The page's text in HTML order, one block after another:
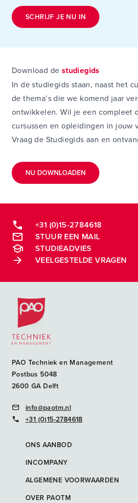
SCHRIJF JE NU IN
Download de studiegids
In de studiegids staan, naast het
de thema’s die we komend jaar
ontwikkelen. Wil je een compleet
cursussen en opleidingen in jouw
Vraag de Studiegids aan en
NU DOWNLOADEN
+31 (0)15-2784618
STUUR EEN MAIL
STUDIEADVIES
VEELGESTELDE VRAGEN
Postacademische cursussen,
PAO Techniek en Management
Postbus 5048
2600 GA Delft
info@paotm.nl
+31 (0)15-2784618
ONS AANBOD
INCOMPANY
ALGEMENE VOORWAARDEN
OVER PAOTM